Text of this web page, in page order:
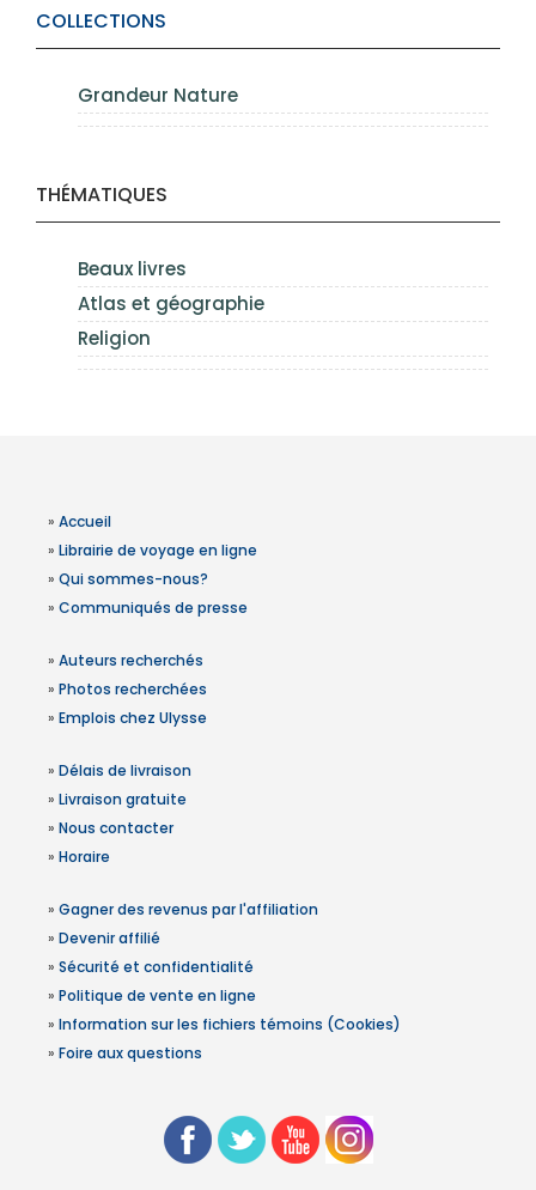
COLLECTIONS
Grandeur Nature
THÉMATIQUES
Beaux livres
Atlas et géographie
Religion
» Accueil
» Librairie de voyage en ligne
» Qui sommes-nous?
» Communiqués de presse
» Auteurs recherchés
» Photos recherchées
» Emplois chez Ulysse
» Délais de livraison
» Livraison gratuite
» Nous contacter
» Horaire
» Gagner des revenus par l'affiliation
» Devenir affilié
» Sécurité et confidentialité
» Politique de vente en ligne
» Information sur les fichiers témoins (Cookies)
» Foire aux questions